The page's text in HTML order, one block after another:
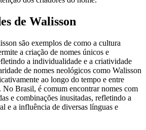
de Walisson
são exemplos de como a cultura
a criação de nomes únicos e
a individualidade e a criatividade
de nomes neológicos como Walisson
ao longo do tempo e entre
No Brasil, é comum encontrar nomes com
e combinações inusitadas, refletindo a
e a influência de diversas línguas e